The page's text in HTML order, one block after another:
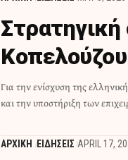
Κοπελούζου
Για την ενίσχυση της
και την υποστήριξη των
ΑΡΧΙΚΗ ΕΙΔΗΣΕΙΣ APRIL 17,